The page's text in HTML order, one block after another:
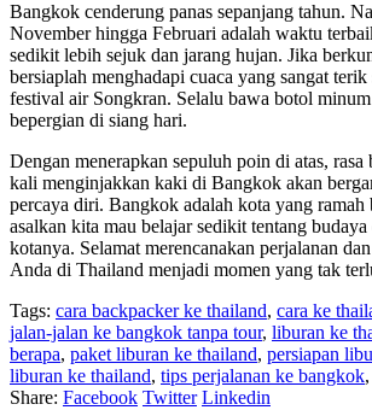
Bangkok cenderung panas sepanjang tahun.
November hingga Februari adalah waktu
sedikit lebih sejuk dan jarang hujan. Jika
bersiaplah menghadapi cuaca yang sangat terik
festival air Songkran. Selalu bawa botol
bepergian di siang hari.
Dengan menerapkan sepuluh poin di atas, rasa
kali menginjakkan kaki di Bangkok akan
percaya diri. Bangkok adalah kota yang ramah
asalkan kita mau belajar sedikit tentang budaya
kotanya. Selamat merencanakan perjalanan
Anda di Thailand menjadi momen yang tak
Tags: cara backpacker ke thailand, cara ke
jalan-jalan ke bangkok tanpa tour, liburan ke
berapa, paket liburan ke thailand, persiapan
liburan ke thailand, tips perjalanan ke bangkok,
Share: Facebook Twitter Linkedin